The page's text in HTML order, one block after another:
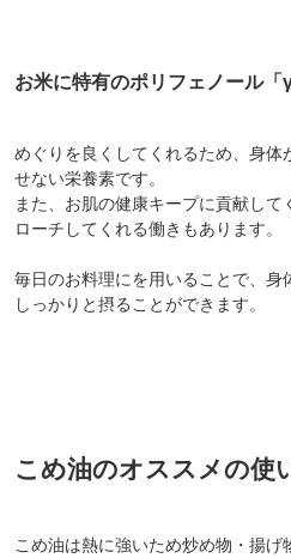
お米に特有のポリフェノール「
めぐりを良くしてくれるため、身体
せない栄養素です。
また、お肌の健康キープに貢献し
ローチしてくれる働きもあります。
毎日のお料理にを用いることで、身
しっかりと摂ることができます。
こめ油のオススメの使
こめ油は熱に強いため炒め物・揚げ